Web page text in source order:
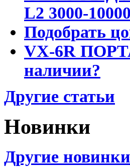
L2 3000-
Подобрать
VX-6R
наличии?
Другие статьи
Новинки
Другие новинки